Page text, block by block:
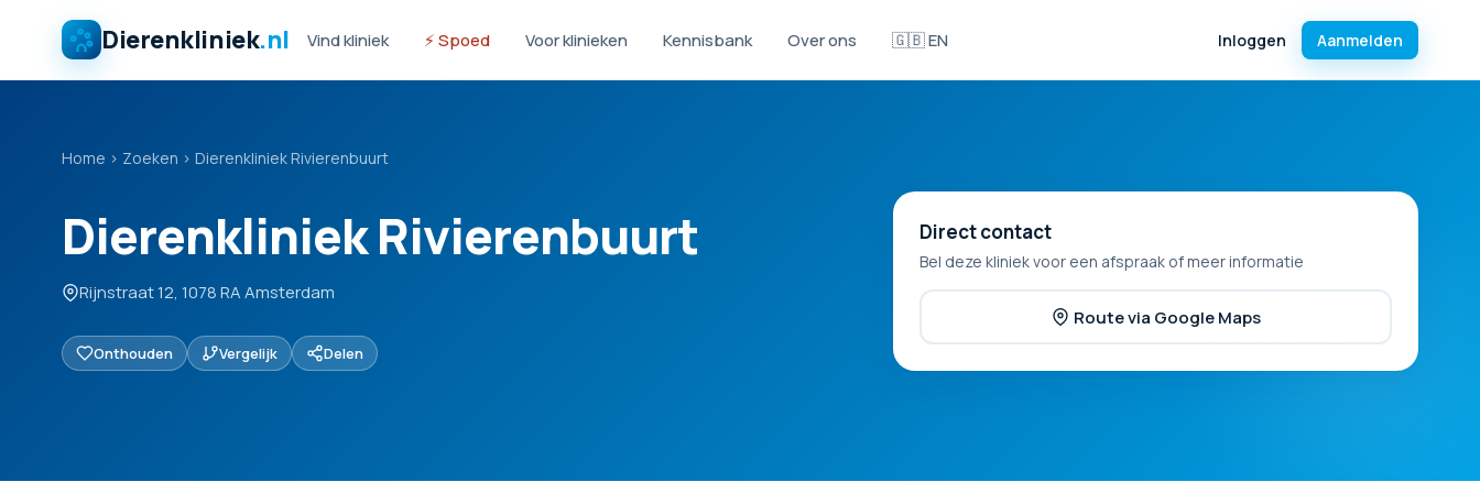
Dierenkliniek.nl Vind kliniek ⚡ Spoed Voor klinieken Kennisbank Over ons 🇬🇧 EN Inloggen Aanmelden
Home › Zoeken › Dierenkliniek Rivierenbuurt
Dierenkliniek Rivierenbuurt
Rijnstraat 12, 1078 RA Amsterdam
Onthouden Vergelijk Delen
Direct contact
Bel deze kliniek voor een afspraak of meer informatie
Route via Google Maps